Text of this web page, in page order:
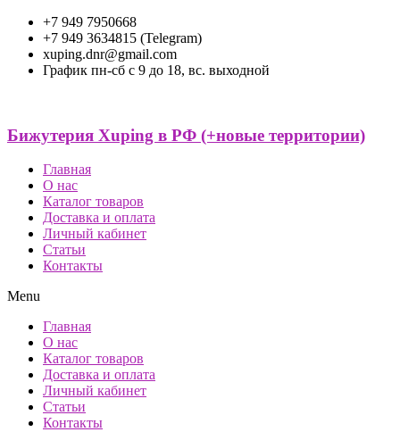
+7 949 7950668
+7 949 3634815 (Telegram)
xuping.dnr@gmail.com
График пн-сб с 9 до 18, вс. выходной
Бижутерия Xuping в РФ (+новые территории)
Главная
О нас
Каталог товаров
Доставка и оплата
Личный кабинет
Статьи
Контакты
Menu
Главная
О нас
Каталог товаров
Доставка и оплата
Личный кабинет
Статьи
Контакты